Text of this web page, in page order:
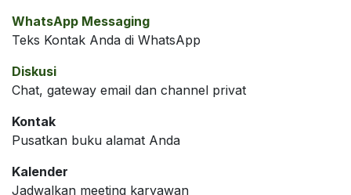
WhatsApp Messaging
Teks Kontak Anda di WhatsApp
Diskusi
Chat, gateway email dan channel privat
Kontak
Pusatkan buku alamat Anda
Kalender
Jadwalkan meeting karyawan